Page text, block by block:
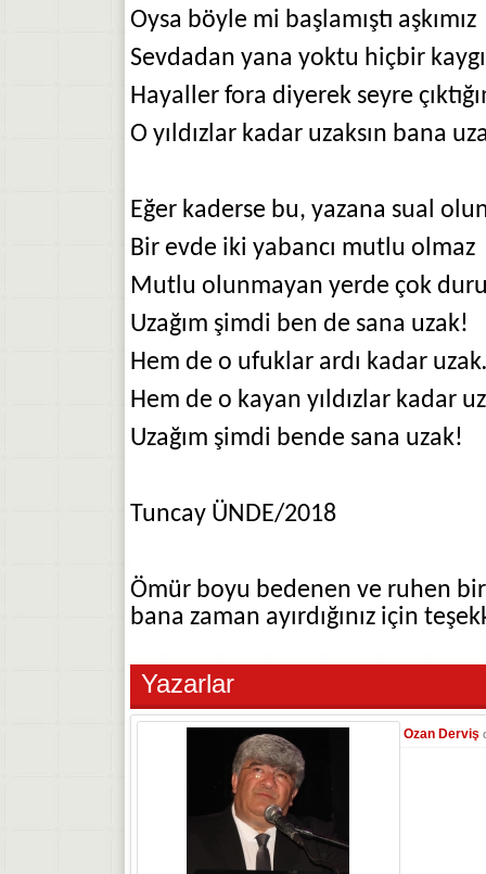
Oysa böyle mi başlamıştı aşkımız
Sevdadan yana yoktu hiçbir
Hayaller fora diyerek seyre
O yıldızlar kadar uzaksın bana
Eğer kaderse bu, yazana sual
Bir evde iki yabancı mutlu olmaz
Mutlu olunmayan yerde çok
Uzağım şimdi ben de sana uzak!
Hem de o ufuklar ardı kadar
Hem de o kayan yıldızlar kadar
Uzağım şimdi bende sana uzak!
Tuncay ÜNDE/2018
Ömür boyu bedenen ve ruhen
bana zaman ayırdığınız için
Yazarlar
Ozan Derviş